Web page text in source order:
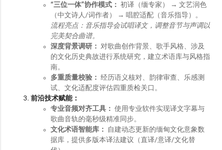
“三位一体”协作模式： 初译（缅专家） → 文艺润色
（中文诗人/词作者） → 唱腔适配（音乐指导）。
流程亮点：音乐指导会试唱译文，调整音节与声调以
完美契合曲谱。
深度背景调研： 对歌曲创作背景、歌手风格、涉及
的文化历史典故进行系统研究，建立术语库与风格指
南。
多重质量校验： 经历语义核对、韵律审查、乐感测
试、文化适配度评估四重质检关口。
前沿技术赋能：
专业音频对齐工具： 使用专业软件实现译文字幕与
歌曲音轨的毫秒级精准同步。
文化术语智能库：
自建动态更新的缅甸文化意象数
据库，提供多版本译法建议（直译/意译/文化替